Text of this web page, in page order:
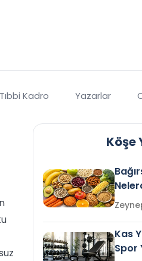
Tıbbi Kadro Yazarlar
Köşe
Kas
Spor